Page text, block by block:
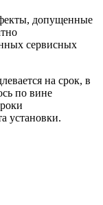
допущенные
сервисных
на срок, в
по вине
установки.